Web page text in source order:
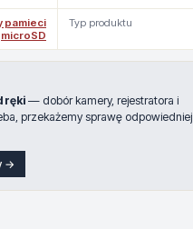
pamieci
microSD
Typ produktu
ręki — dobór kamery, rejestratora i
przekażemy sprawę odpowiedniej
→